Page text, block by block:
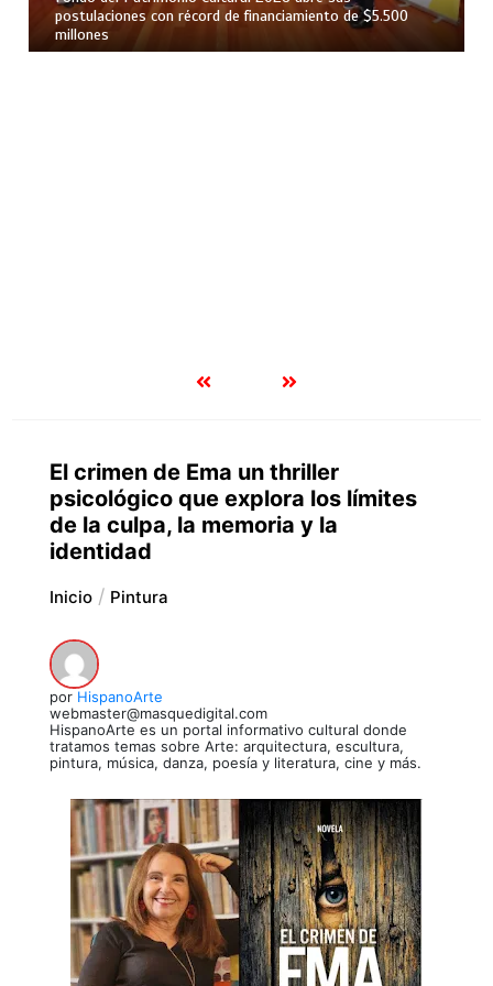
postulaciones con récord de financiamiento de $5.500
millones
El crimen de Ema un thriller
psicológico que explora los límites
de la culpa, la memoria y la
identidad
Inicio Pintura
por HispanoArte
webmaster@masquedigital.com
HispanoArte es un portal informativo cultural donde
tratamos temas sobre Arte: arquitectura, escultura,
pintura, música, danza, poesía y literatura, cine y más.